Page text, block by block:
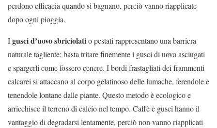
perdono efficacia quando si bagnano, perciò vanno riapplicate
dopo ogni pioggia.
Igusci d’uovo sbriciolatio pestati rappresentano una barriera
naturale tagliente: basta tritare finemente i gusci di uova asciugati
e spargerli come fossero cenere. I bordi frastagliati dei frammenti
calcarei si attaccano al corpo gelatinoso delle lumache, ferendole e
tenendole lontane dalle piante. Questo metodo è ecologico e
arricchisce il terreno di calcio nel tempo. Caffè e gusci hanno il
vantaggio di degradarsi lentamente, perciò non vanno riapplicati